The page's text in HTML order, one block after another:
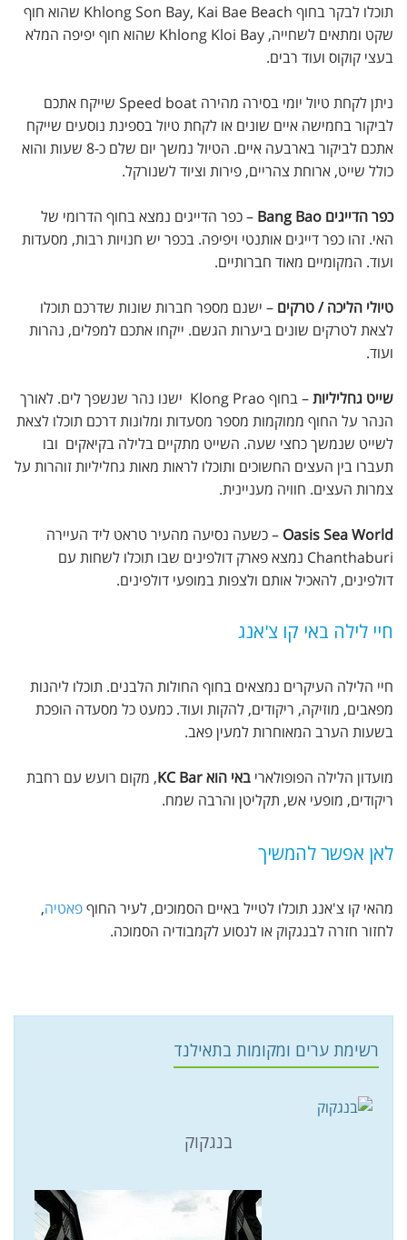
תוכלו לבקר בחוף Khlong Son Bay, Kai Bae Beach שהוא חוף
שקט ומתאים לשחייה, Khlong Kloi Bay שהוא חוף יפיפה המלא
בעצי קוקוס ועוד רבים.
ניתן לקחת טיול יומי בסירה מהירה Speed boat שייקח אתכם
לביקור בחמישה איים שונים או לקחת טיול בספינת נוסעים שייקח
אתכם לביקור בארבעה איים. הטיול נמשך יום שלם כ-8 שעות והוא
כולל שייט, ארוחת צהריים, פירות וציוד לשנורקל.
כפר הדייגים Bang Bao
– כפר הדייגים נמצא בחוף הדרומי של
האי. זהו כפר דייגים אותנטי ויפיפה. בכפר יש חנויות רבות, מסעדות
ועוד. המקומיים מאוד חברותיים.
טיולי הליכה / טרקים – ישנם מספר חברות שונות שדרכם תוכלו
לצאת לטרקים שונים ביערות הגשם. ייקחו אתכם למפלים, נהרות
ועוד.
שייט גחליליות
– בחוף Klong Prao ישנו נהר שנשפך לים. לאורך
הנהר על החוף ממוקמות מספר מסעדות ומלונות דרכם תוכלו לצאת
לשייט שנמשך כחצי שעה. השייט מתקיים בלילה בקיאקים ובו
תעברו בין העצים החשוכים ותוכלו לראות מאות גחליליות זוהרות על
צמרות העצים. חוויה מעניינית.
Oasis Sea World – כשעה נסיעה מהעיר טראט ליד העיירה
Chanthaburi נמצא פארק דולפינים שבו תוכלו לשחות עם
דולפינים, להאכיל אותם ולצפות במופעי דולפינים.
חיי לילה באי קו צ'אנג
חיי הלילה העיקרים נמצאים בחוף החולות הלבנים. תוכלו ליהנות
מפאבים, מוזיקה, ריקודים, להקות ועוד. כמעט כל מסעדה הופכת
בשעות הערב המאוחרות למעין פאב.
מועדון הלילה הפופולארי באי הוא KC Bar
, מקום רועש עם רחבת
ריקודים, מופעי אש, תקליטן והרבה שמח.
לאן אפשר להמשיך
מהאי קו צ'אנג תוכלו לטייל באיים הסמוכים, לעיר החוףפאטיה,
לחזור חזרה לבנגקוק או לנסוע לקמבודיה הסמוכה.
רשימת ערים ומקומות בתאילנד
בנגקוק